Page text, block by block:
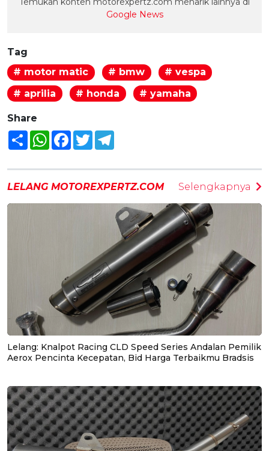
Google News
Tag
# motor matic
# bmw
# vespa
# aprilia
# honda # yamaha
Share
Share WhatsAppFacebook
Twitter
LELANG MOTOREXPERTZ.COM Selengkapnya
Lelang: Knalpot Racing CLD Speed Series Andalan Pemilik
Aerox Pencinta Kecepatan, Bid Harga Terbaikmu Bradsis